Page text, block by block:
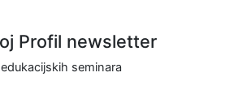
Profil newsletter
seminara